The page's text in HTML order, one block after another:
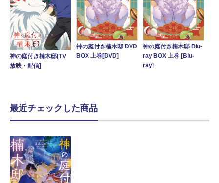
神の庭付き楠木邸[TV
放映・配信]
神の庭付き楠木邸 DVD
BOX 上巻[DVD]
神の庭付き楠木邸 Blu-
ray BOX 上巻 [Blu-
ray]
最近チェックした商品